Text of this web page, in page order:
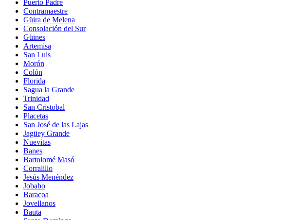
Puerto Padre
Contramaestre
Güira de Melena
Consolación del Sur
Güines
Artemisa
San Luis
Morón
Colón
Florida
Sagua la Grande
Trinidad
San Cristobal
Placetas
San José de las Lajas
Jagüey Grande
Nuevitas
Banes
Bartolomé Masó
Corralillo
Jesús Menéndez
Jobabo
Baracoa
Jovellanos
Bauta